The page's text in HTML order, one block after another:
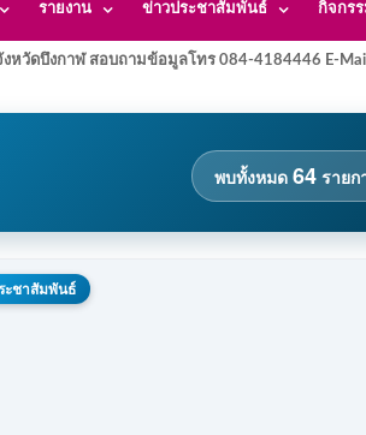
รายงาน ข่าวประชาสัมพันธ์ กิจกรร
หวัดบึงกาฬ สอบถามข้อมูลโทร 084-4184446 E-
พบทั้งหมด 64รายก
ะชาสัมพันธ์